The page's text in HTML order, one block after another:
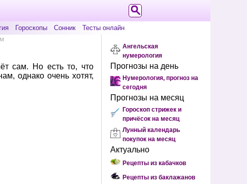
Гороскопы Сонник Тесты онлайн
сам. Но есть то, что
однако очень хотят,
Ангельская
нумерология
Прогнозы на день
Нумерология, прогноз на
сегодня
Прогнозы на месяц
Гороскоп стрижек и
причёсок на месяц
Лунный календарь
покупок на месяц
Актуально
Рецепты из кабачков
Рецепты из баклажанов